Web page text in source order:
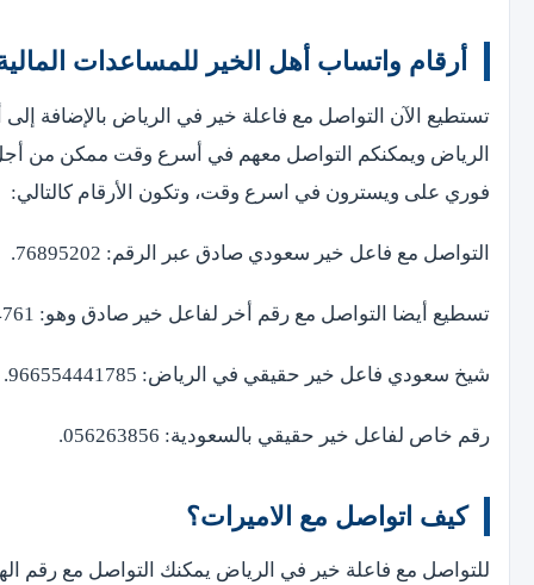
أرقام واتساب أهل الخير للمساعدات
تستطيع الآن التواصل مع فاعلة خير في الرياض بالإضافة
الرياض ويمكنكم التواصل معهم في أسرع وقت ممكن من
فوري على ويسترون في اسرع وقت، وتكون الأرقام كالتالي:
التواصل مع فاعل خير سعودي صادق عبر الرقم: 76895202.
تسطيع أيضا التواصل مع رقم أخر لفاعل خير صادق وهو: 967737024761.
شيخ سعودي فاعل خير حقيقي في الرياض: 966554441785.
رقم خاص لفاعل خير حقيقي بالسعودية: 056263856.
كيف اتواصل مع الاميرات؟
للتواصل مع فاعلة خير في الرياض يمكنك التواصل مع رقم